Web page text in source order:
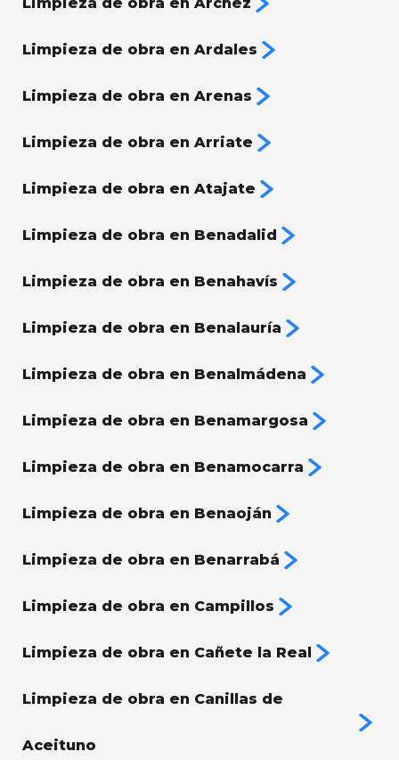
Limpieza de obra en Árchez
Limpieza de obra en Ardales
Limpieza de obra en Arenas
Limpieza de obra en Arriate
Limpieza de obra en Atajate
Limpieza de obra en Benadalid
Limpieza de obra en Benahavís
Limpieza de obra en Benalauría
Limpieza de obra en Benalmádena
Limpieza de obra en Benamargosa
Limpieza de obra en Benamocarra
Limpieza de obra en Benaoján
Limpieza de obra en Benarrabá
Limpieza de obra en Campillos
Limpieza de obra en Cañete la Real
Limpieza de obra en Canillas de
Aceituno